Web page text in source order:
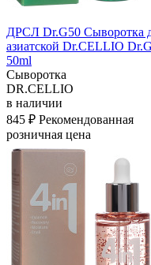
ДРСЛ Dr.G50 Сыворотка
азиатской Dr.CELLIO
50ml
Сыворотка
DR.CELLIO
в наличии
845 ₽ Рекомендованная
розничная цена